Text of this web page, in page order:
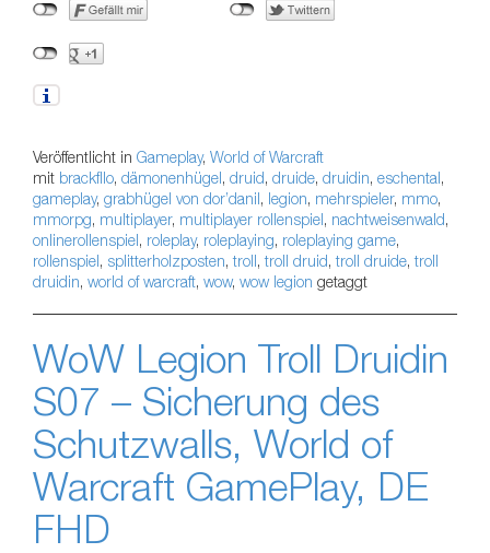
Veröffentlicht in Gameplay, World of Warcraft
mit brackfllo, dämonenhügel, druid, druide, druidin, eschental,
gameplay, grabhügel von dor’danil, legion, mehrspieler, mmo,
mmorpg, multiplayer, multiplayer rollenspiel, nachtweisenwald,
onlinerollenspiel, roleplay, roleplaying, roleplaying game,
rollenspiel, splitterholzposten,troll,troll druid,troll druide,troll
druidin, world of warcraft, wow, wow legion getaggt
WoW Legion Troll Druidin
S07 – Sicherung des
Schutzwalls, World of
Warcraft GamePlay, DE
FHD